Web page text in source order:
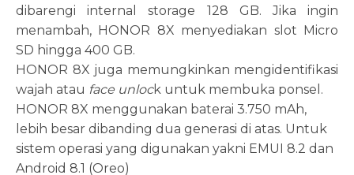
dibarengi internal storage 128 GB. Jika ingin
menambah, HONOR 8X menyediakan slot Micro
SD hingga 400 GB.
HONOR 8X juga memungkinkan mengidentifikasi
wajah atau face unlock untuk membuka ponsel.
HONOR 8X menggunakan baterai 3.750 mAh,
lebih besar dibanding dua generasi di atas. Untuk
sistem operasi yang digunakan yakni EMUI 8.2 dan
Android 8.1 (Oreo)